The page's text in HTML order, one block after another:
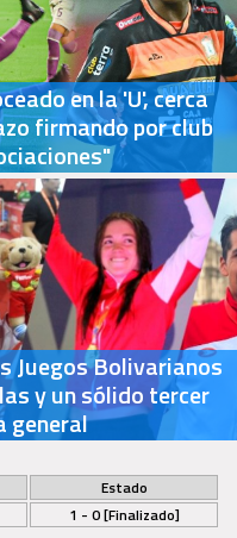
en la 'U', cerca
firmando por club
Juegos Bolivarianos
y un sólido tercer
general
Estado
1 - 0 [Finalizado]